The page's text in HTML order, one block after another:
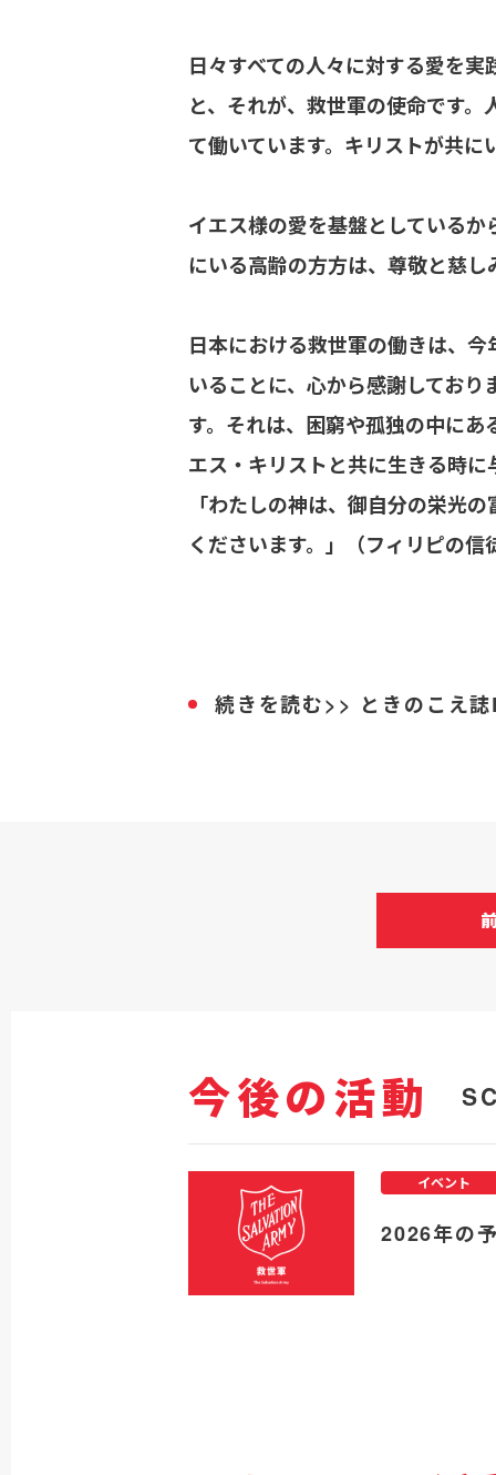
日々すべての人々に対する愛を
と、それが、救世軍の使命です
て働いています。キリストが共
イエス様の愛を基盤としている
にいる高齢の方方は、尊敬と慈
日本における救世軍の働きは、
いることに、心から感謝してお
す。それは、困窮や孤独の中に
エス・キリストと共に生きる時
「わたしの神は、御自分の栄光
くださいます。」（フィリピの
続きを読む>> ときのこえ
今後の活動
2026年の
イベント